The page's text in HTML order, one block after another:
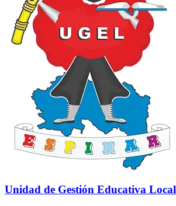
Unidad de Gestión Educativa Local